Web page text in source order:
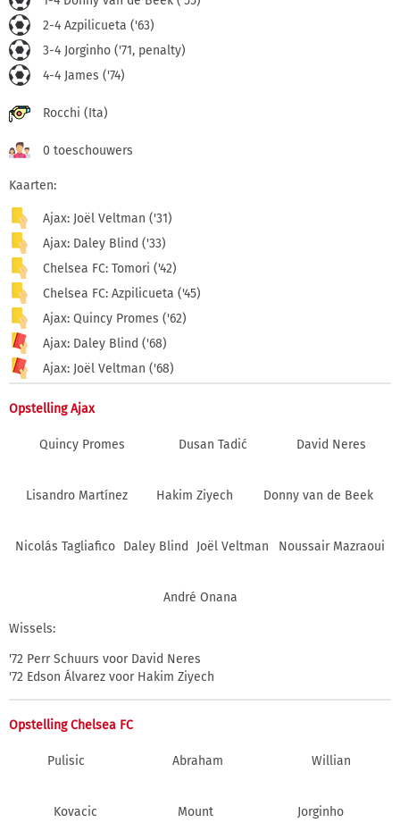
2-4 Azpilicueta ('63)
3-4 Jorginho ('71, penalty)
4-4 James ('74)
Rocchi (Ita)
0 toeschouwers
Kaarten:
Ajax: Joël Veltman ('31)
Ajax: Daley Blind ('33)
Chelsea FC: Tomori ('42)
Chelsea FC: Azpilicueta ('45)
Ajax: Quincy Promes ('62)
Ajax: Daley Blind ('68)
Ajax: Joël Veltman ('68)
Opstelling Ajax
Quincy Promes Dusan Tadić David Neres
Lisandro Martínez Hakim Ziyech Donny van de Beek
Nicolás Tagliafico Daley Blind Joël Veltman Noussair Mazraoui
André Onana
Wissels:
'72 Perr Schuurs voor David Neres
'72 Edson Álvarez voor Hakim Ziyech
Opstelling Chelsea FC
Pulisic Abraham Willian
Kovacic Mount Jorginho